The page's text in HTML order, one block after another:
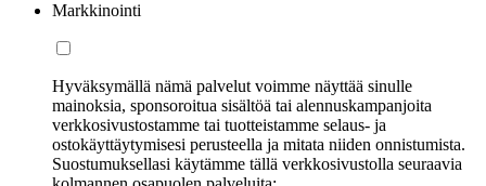
Markkinointi
Hyväksymällä nämä palvelut voimme näyttää sinulle
mainoksia, sponsoroitua sisältöä tai alennuskampanjoita
verkkosivustostamme tai tuotteistamme selaus- ja
ostokäyttäytymisesi perusteella ja mitata niiden onnistumista.
Suostumuksellasi käytämme tällä verkkosivustolla seuraavia